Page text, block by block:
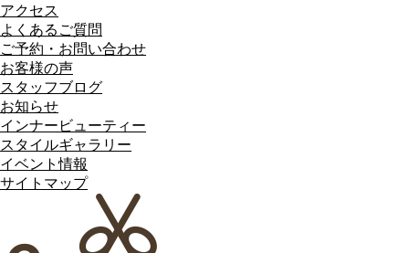
アクセス
よくあるご質問
ご予約・お問い合わせ
お客様の声
スタッフブログ
お知らせ
インナービューティー
スタイルギャラリー
イベント情報
サイトマップ